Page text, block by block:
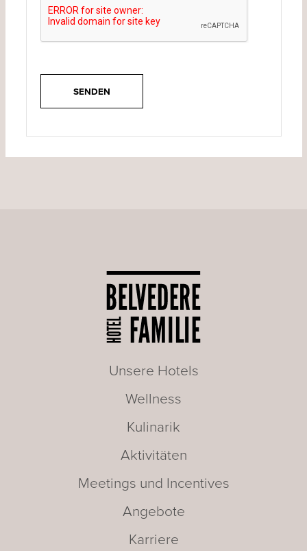
Unsere Hotels
Wellness
Kulinarik
Aktivitäten
Meetings und Incentives
Angebote
Karriere